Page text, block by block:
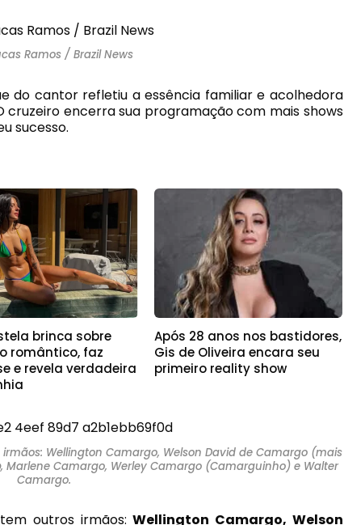
Ramos / Brazil News
do cantor refletiu a essência familiar e acolhedora
cruzeiro encerra sua programação com mais shows
sucesso.
brinca sobre
romântico, faz
e revela verdadeira
Após 28 anos nos bastidores,
Gis de Oliveira encara seu
primeiro reality show
Wellington Camargo, Welson David de Camargo (mais
, Marlene Camargo, Werley Camargo (Camarguinho) e Walter
Camargo.
tem outros irmãos:Wellington Camargo, Welson